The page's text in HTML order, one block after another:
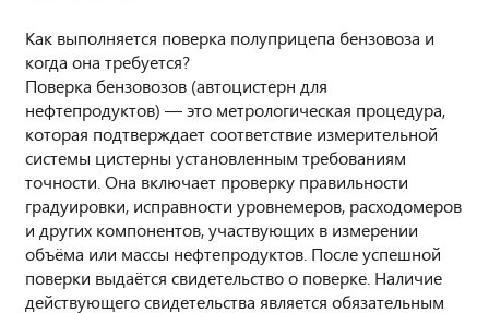
Как выполняется поверка полуприцепа бензовоза и
когда она требуется?
Поверка бензовозов (автоцистерн для
нефтепродуктов) — это метрологическая процедура,
которая подтверждает соответствие измерительной
системы цистерны установленным требованиям
точности. Она включает проверку правильности
градуировки, исправности уровнемеров, расходомеров
и других компонентов, участвующих в измерении
объёма или массы нефтепродуктов. После успешной
поверки выдаётся свидетельство о поверке. Наличие
действующего свидетельства является обязательным